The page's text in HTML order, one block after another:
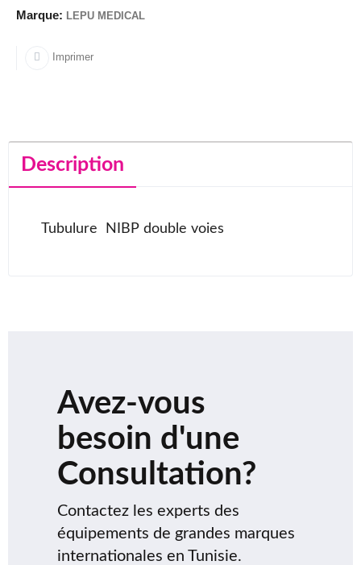
Marque: LEPU MEDICAL
Imprimer
Description
Tubulure NIBP double voies
Avez-vous
besoin d'une
Consultation?
Contactez les experts des
équipements de grandes marques
internationales en Tunisie.